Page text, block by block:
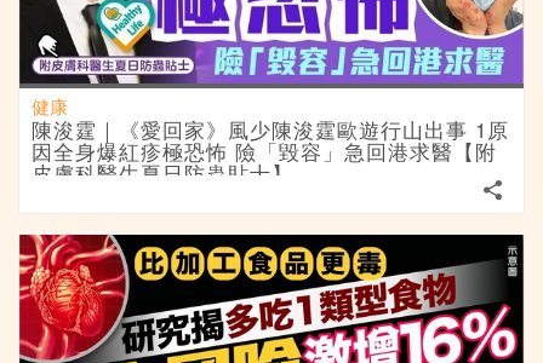
健康
陳浚霆｜《愛回家》風少陳浚霆歐遊行山出事 1原
因全身爆紅疹極恐怖 險「毀容」急回港求醫【附
皮膚科醫生夏日防蟲貼士】